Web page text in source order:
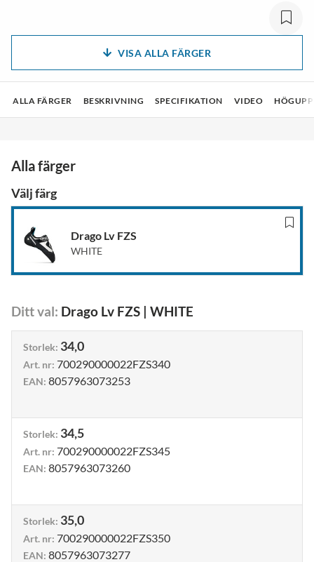
VISA ALLA FÄRGER
ALLA FÄRGER BESKRIVNING SPECIFIKATION VIDEO
Alla färger
Välj färg
Drago Lv FZS
WHITE
Ditt val: Drago Lv FZS | WHITE
Storlek: 34,0
Art. nr: 700290000022FZS340
EAN: 8057963073253
Storlek: 34,5
Art. nr: 700290000022FZS345
EAN: 8057963073260
Storlek: 35,0
Art. nr: 700290000022FZS350
EAN: 8057963073277